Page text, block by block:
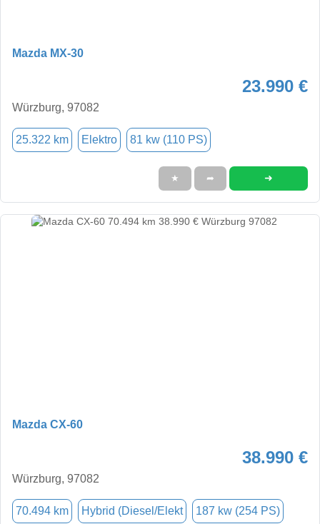
Mazda MX-30
23.990 €
Würzburg, 97082
25.322 km Elektro 81 kw (110 PS)
★ ➦ ➜
Mazda CX-60
38.990 €
Würzburg, 97082
70.494 km Hybrid (Diesel/Elekt 187 kw (254 PS)